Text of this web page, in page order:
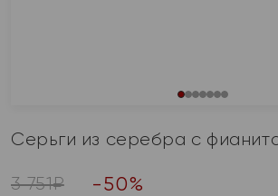
Серьги из серебра с
3 751₽ -50%